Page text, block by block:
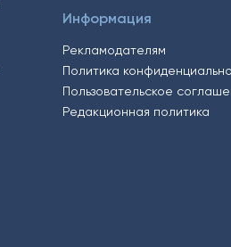
Информация
Рекламодателям
Политика
Пользовательское
Редакционная политика